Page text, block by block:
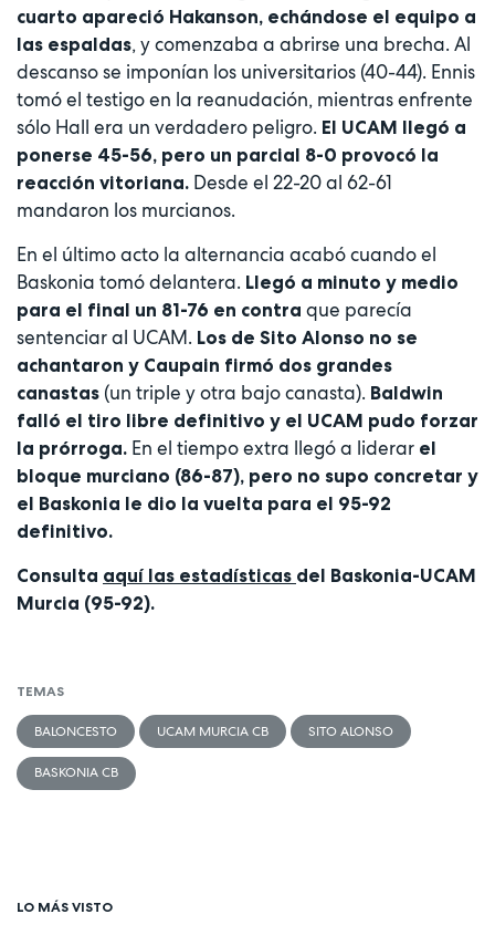
cuarto apareció Hakanson, echándose el equipo a
las espaldas, y comenzaba a abrirse una brecha. Al
descanso se imponían los universitarios (40-44). Ennis
tomó el testigo en la reanudación, mientras enfrente
sólo Hall era un verdadero peligro. El UCAM llegó a
ponerse 45-56, pero un parcial 8-0 provocó la
reacción vitoriana. Desde el 22-20 al 62-61
mandaron los murcianos.
En el último acto la alternancia acabó cuando el
Baskonia tomó delantera. Llegó a minuto y medio
para el final un 81-76 en contra que parecía
sentenciar al UCAM. Los de Sito Alonso no se
achantaron y Caupain firmó dos grandes
canastas (un triple y otra bajo canasta). Baldwin
falló el tiro libre definitivo y el UCAM pudo forzar
la prórroga. En el tiempo extra llegó a liderar el
bloque murciano (86-87), pero no supo concretar y
el Baskonia le dio la vuelta para el 95-92
definitivo.
Consulta aquí las estadísticas del Baskonia-UCAM
Murcia (95-92).
TEMAS
BALONCESTO UCAM MURCIA CB SITO ALONSO
BASKONIA CB
LO MÁS VISTO